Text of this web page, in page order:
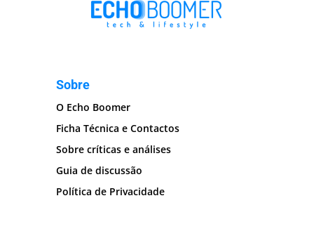
Sobre
O Echo Boomer
Ficha Técnica e Contactos
Sobre críticas e análises
Guia de discussão
Política de Privacidade